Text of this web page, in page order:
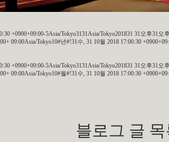
+0900+09:00-5Asia/Tokyo3131Asia/Tokyo201831 31오후31
09:00Asia/Tokyo10#년#!31수, 31 10월 2018 17:00:30
+0900+09:00-5Asia/Tokyo3131Asia/Tokyo201831 31오후31
09:00Asia/Tokyo10#월#!31수, 31 10월 2018 17:00:30
블로그 글 목